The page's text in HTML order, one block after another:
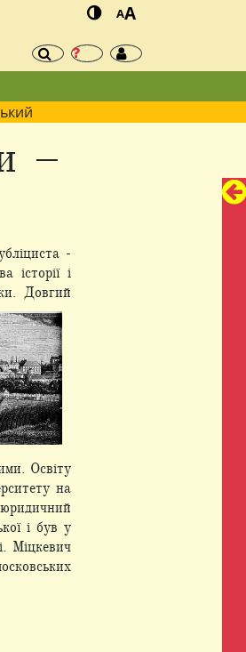
AA
–
-
історії і
Довгий
Освіту
на
і був у
Міцкевич